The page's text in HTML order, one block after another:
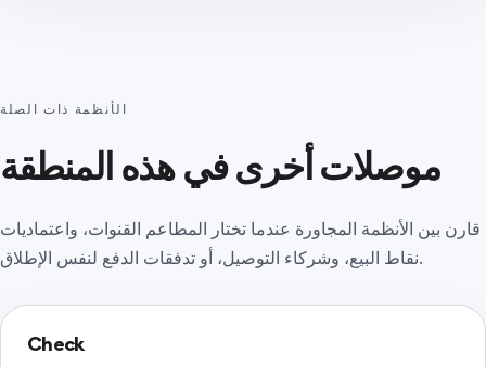
الأنظمة ذات الصلة
موصلات أخرى في هذه المنطقة
قارن بين الأنظمة المجاورة عندما تختار المطاعم القنوات، واعتماديات
نقاط البيع، وشركاء التوصيل، أو تدفقات الدفع لنفس الإطلاق.
Check